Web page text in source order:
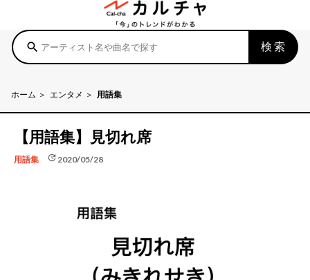
search 検索
ホーム エンタメ 用語集
【用語集】見切れ席
用語集 update 2020/05/28